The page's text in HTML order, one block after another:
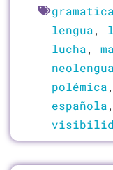
lengua,
lucha,
neolengua
polémica
española